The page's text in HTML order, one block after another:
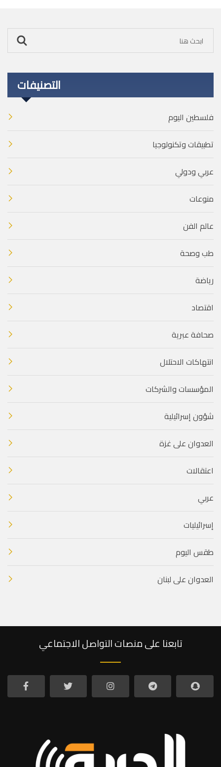
التصنيفات
فلسطين اليوم
تطبيقات وتكنولوجيا
عربي ودولي
منوعات
عالم الفن
طب وصحة
رياضة
اقتصاد
صحافة عبرية
انتهاكات الاحتلال
المؤسسات والشركات
شؤون إسرائيلية
العدوان على غزة
اعتقالات
عربي
إسرائيليات
طقس اليوم
العدوان على لبنان
تابعنا على منصات التواصل الاجتماعي